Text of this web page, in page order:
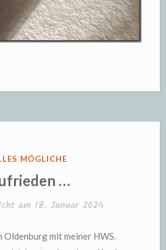
MÖGLICHE
…
am 18. Januar 2024
Oldenburg mit meiner HWS.